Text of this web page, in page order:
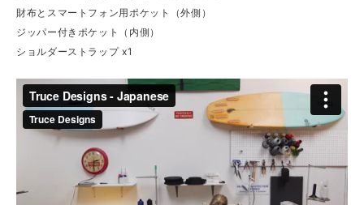
財布とスマートフォン用ポケット（外側）
ジッパー付きポケット（内側）
ショルダーストラップ x1